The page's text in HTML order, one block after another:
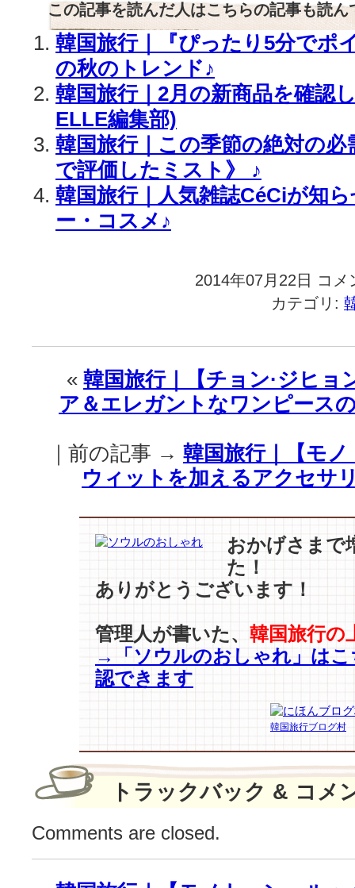
この記事を読んだ人はこちらの記事も読ん
韓国旅行｜『ぴったり5分でポ
の秋のトレンド♪
韓国旅行｜2月の新商品を確認
ELLE編集部)
韓国旅行｜この季節の絶対の必
で評価したミスト》 ♪
韓国旅行｜人気雑誌CéCiが知
ー・コスメ♪
2014年07月22日
韓
国
旅
｜
ェ
ル
ア
ラ
イ
ナ
使
っ
て
コメ
カテゴリ:
« 韓国旅行｜【チョン·ジヒョ
ア＆エレガントなワンピース
｜前の記事 → 韓国旅行｜【モ
ウィットを加えるアクセサ
おかげさまで
た！
ありがとうございます！
管理人が書いた、 韓国旅行の
→「ソウルのおしゃれ」はこ
認できます
韓国旅行ブログ村
トラックバック & コメ
Comments are closed.